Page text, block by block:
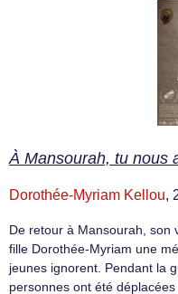
À Mansourah, tu nous
Dorothée-Myriam Kellou,
De retour à Mansourah, son
fille Dorothée-Myriam une
jeunes ignorent. Pendant la
personnes ont été